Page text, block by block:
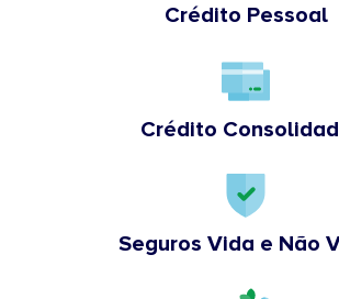
Crédito Pessoal
Crédito
Seguros Vida e Não